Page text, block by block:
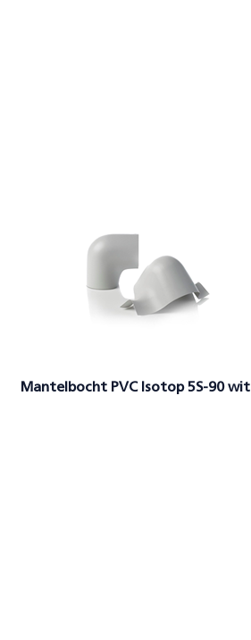
Mantelbocht PVC Isotop 5S-90 wit